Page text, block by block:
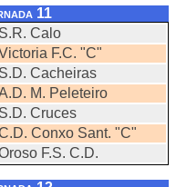
11
S.R. Calo
F.C. "C"
S.D. Cacheiras
M. Peleteiro
S.D. Cruces
Conxo Sant. "C"
F.S. C.D.